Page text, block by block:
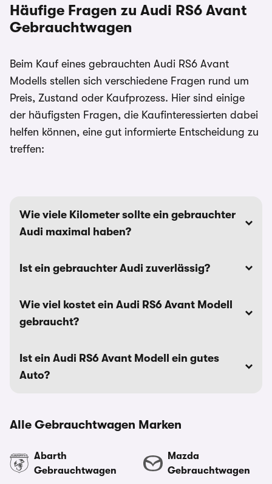
Häufige Fragen zu Audi RS6 Avant
Gebrauchtwagen
Beim Kauf eines gebrauchten Audi RS6 Avant
Modells stellen sich verschiedene Fragen rund um
Preis, Zustand oder Kaufprozess. Hier sind einige
der häufigsten Fragen, die Kaufinteressierten dabei
helfen können, eine gut informierte Entscheidung zu
treffen:
Wie viele Kilometer sollte ein gebrauchter
Audi maximal haben?
Ist ein gebrauchter Audi zuverlässig?
Wie viel kostet ein Audi RS6 Avant Modell
gebraucht?
Ist ein Audi RS6 Avant Modell ein gutes
Auto?
Alle Gebrauchtwagen Marken
Abarth
Gebrauchtwagen
Mazda
Gebrauchtwagen